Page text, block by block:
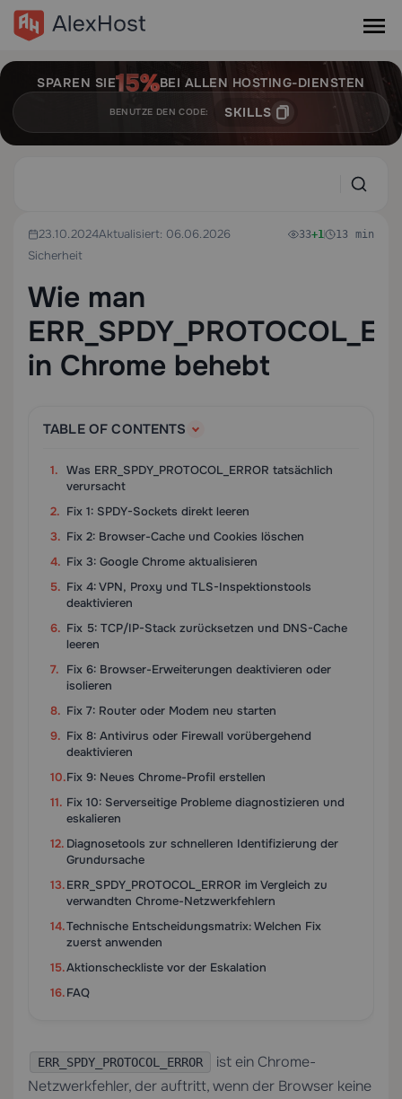
SPAREN SIE BEI ALLEN HOSTING-DIENSTEN
BENUTZE DEN CODE: SKILLS
23.10.2024Aktualisiert: 06.06.2026
Sicherheit
33+1 13 min
Wie man
in Chrome behebt
TABLE OF CONTENTS
Was ERR_SPDY_PROTOCOL_ERROR tatsächlich
verursacht
Fix 1: SPDY-Sockets direkt leeren
Fix 2: Browser-Cache und Cookies löschen
Fix 3: Google Chrome aktualisieren
Fix 4: VPN, Proxy und TLS-Inspektionstools
deaktivieren
Fix 5: TCP/IP-Stack zurücksetzen und DNS-Cache
leeren
Fix 6: Browser-Erweiterungen deaktivieren oder
isolieren
Fix 7: Router oder Modem neu starten
Fix 8: Antivirus oder Firewall vorübergehend
deaktivieren
Fix 9: Neues Chrome-Profil erstellen
Fix 10: Serverseitige Probleme diagnostizieren und
eskalieren
Diagnosetools zur schnelleren Identifizierung der
Grundursache
ERR_SPDY_PROTOCOL_ERROR im Vergleich zu
verwandten Chrome-Netzwerkfehlern
Technische Entscheidungsmatrix: Welchen Fix
zuerst anwenden
Aktionscheckliste vor der Eskalation
FAQ
ERR_SPDY_PROTOCOL_ERROR
ist ein Chrome-
Netzwerkfehler, der auftritt, wenn der Browser keine